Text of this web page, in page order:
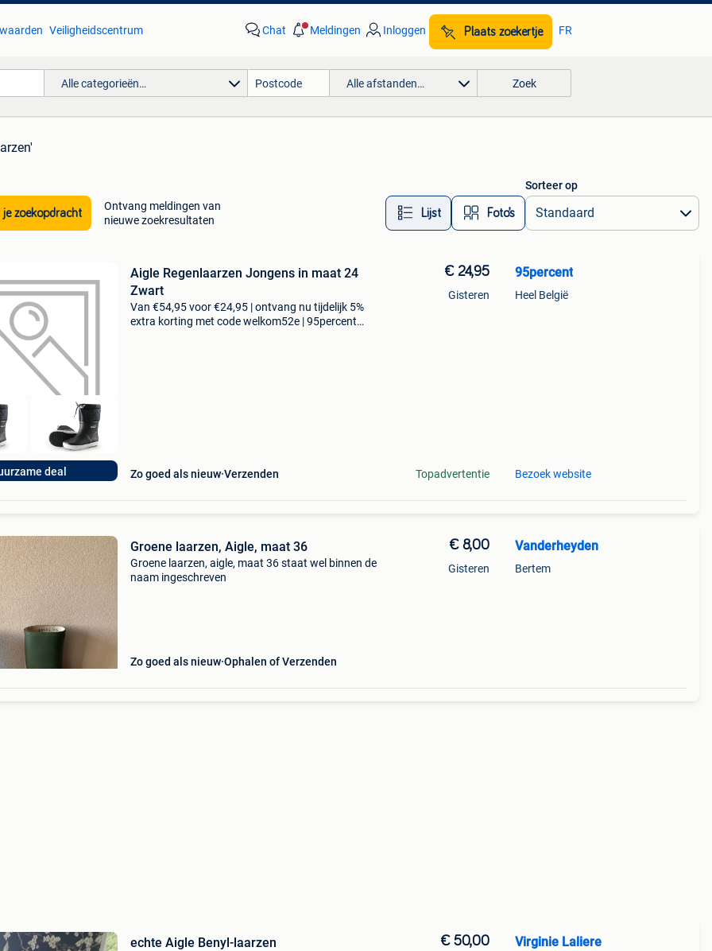
Veiligheidscentrum Chat Meldingen Inloggen Plaats zoekertje FR
Alle categorieën… Alle afstanden… Zoek
je zoekopdracht
Ontvang meldingen van
nieuwe zoekresultaten
Lijst Foto’s
Sorteer op
deal
Aigle Regenlaarzen Jongens in maat 24
Zwart
Van €54,95 voor €24,95 | ontvang nu tijdelijk 5%
extra korting met code welkom52e | 95percent
Zo goed als nieuw Verzenden
€ 24,95
Gisteren
Topadvertentie
95percent
Heel België
Bezoek website
Groene laarzen, Aigle, maat 36
Groene laarzen, aigle, maat 36 staat wel binnen de
naam ingeschreven
Zo goed als nieuw Ophalen of Verzenden
€ 8,00
Gisteren
Vanderheyden
Bertem
echte Aigle Benyl-laarzen € 50,00 Virginie Laliere